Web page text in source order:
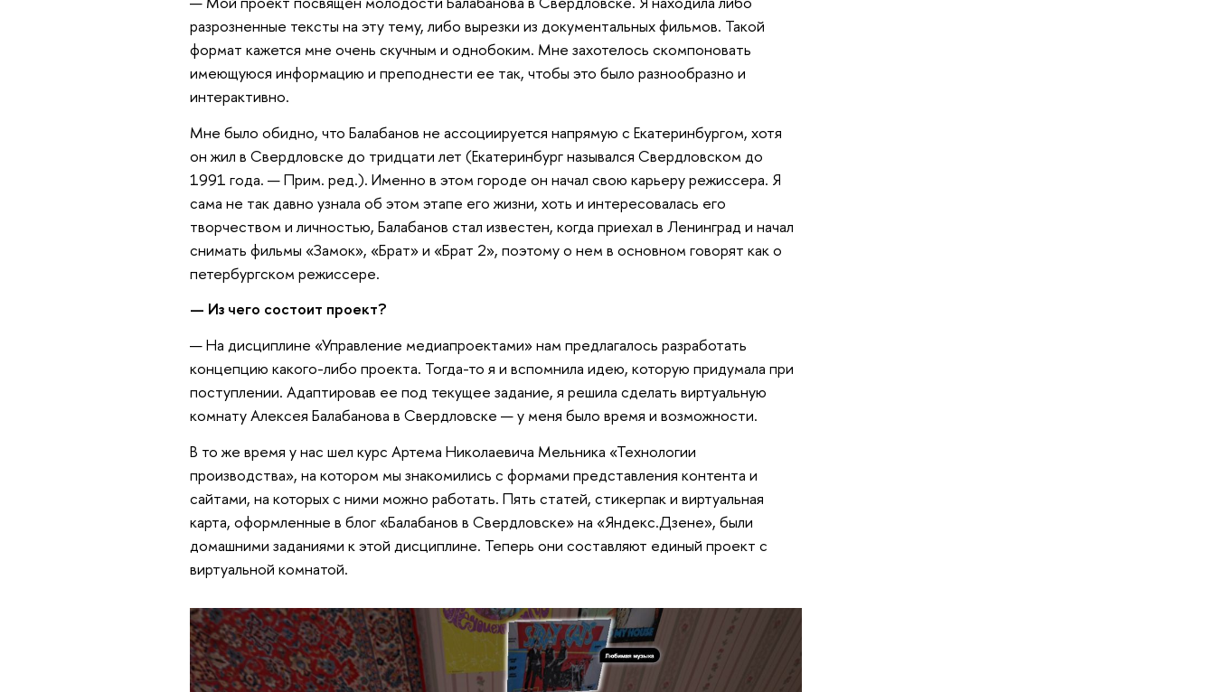
разрозненные тексты на эту тему, либо вырезки из документальных фильмов. Такой
формат кажется мне очень скучным и однобоким. Мне захотелось скомпоновать
имеющуюся информацию и преподнести ее так, чтобы это было разнообразно и
интерактивно.
Мне было обидно, что Балабанов не ассоциируется напрямую с Екатеринбургом, хотя
он жил в Свердловске до тридцати лет (Екатеринбург назывался Свердловском до
1991 года. — Прим. ред.). Именно в этом городе он начал свою карьеру режиссера. Я
сама не так давно узнала об этом этапе его жизни, хоть и интересовалась его
творчеством и личностью, Балабанов стал известен, когда приехал в Ленинград и начал
снимать фильмы «Замок», «Брат» и «Брат 2», поэтому о нем в основном говорят как о
петербургском режиссере.
— Из чего состоит проект?
— На дисциплине «Управление медиапроектами» нам предлагалось разработать
концепцию какого-либо проекта. Тогда-то я и вспомнила идею, которую придумала при
поступлении. Адаптировав ее под текущее задание, я решила сделать виртуальную
комнату Алексея Балабанова в Свердловске — у меня было время и возможности.
В то же время у нас шел курс Артема Николаевича Мельника «Технологии
производства», на котором мы знакомились с формами представления контента и
сайтами, на которых с ними можно работать. Пять статей, стикерпак и виртуальная
карта, оформленные в блог «Балабанов в Свердловске» на «Яндекс.Дзене», были
домашними заданиями к этой дисциплине. Теперь они составляют единый проект с
виртуальной комнатой.